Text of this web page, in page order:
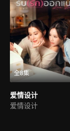
全8集
爱情设计
爱情设计